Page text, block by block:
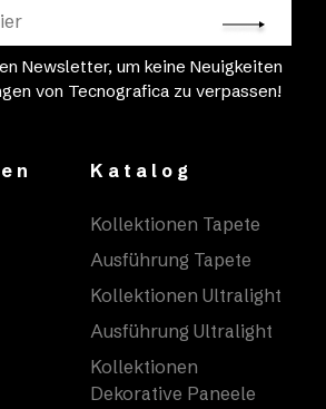
Newsletter, um keine Neuigkeiten
von Tecnografica zu verpassen!
Katalog
Kollektionen Tapete
Ausführung Tapete
Kollektionen Ultralight
Ausführung Ultralight
Kollektionen
Dekorative Paneele